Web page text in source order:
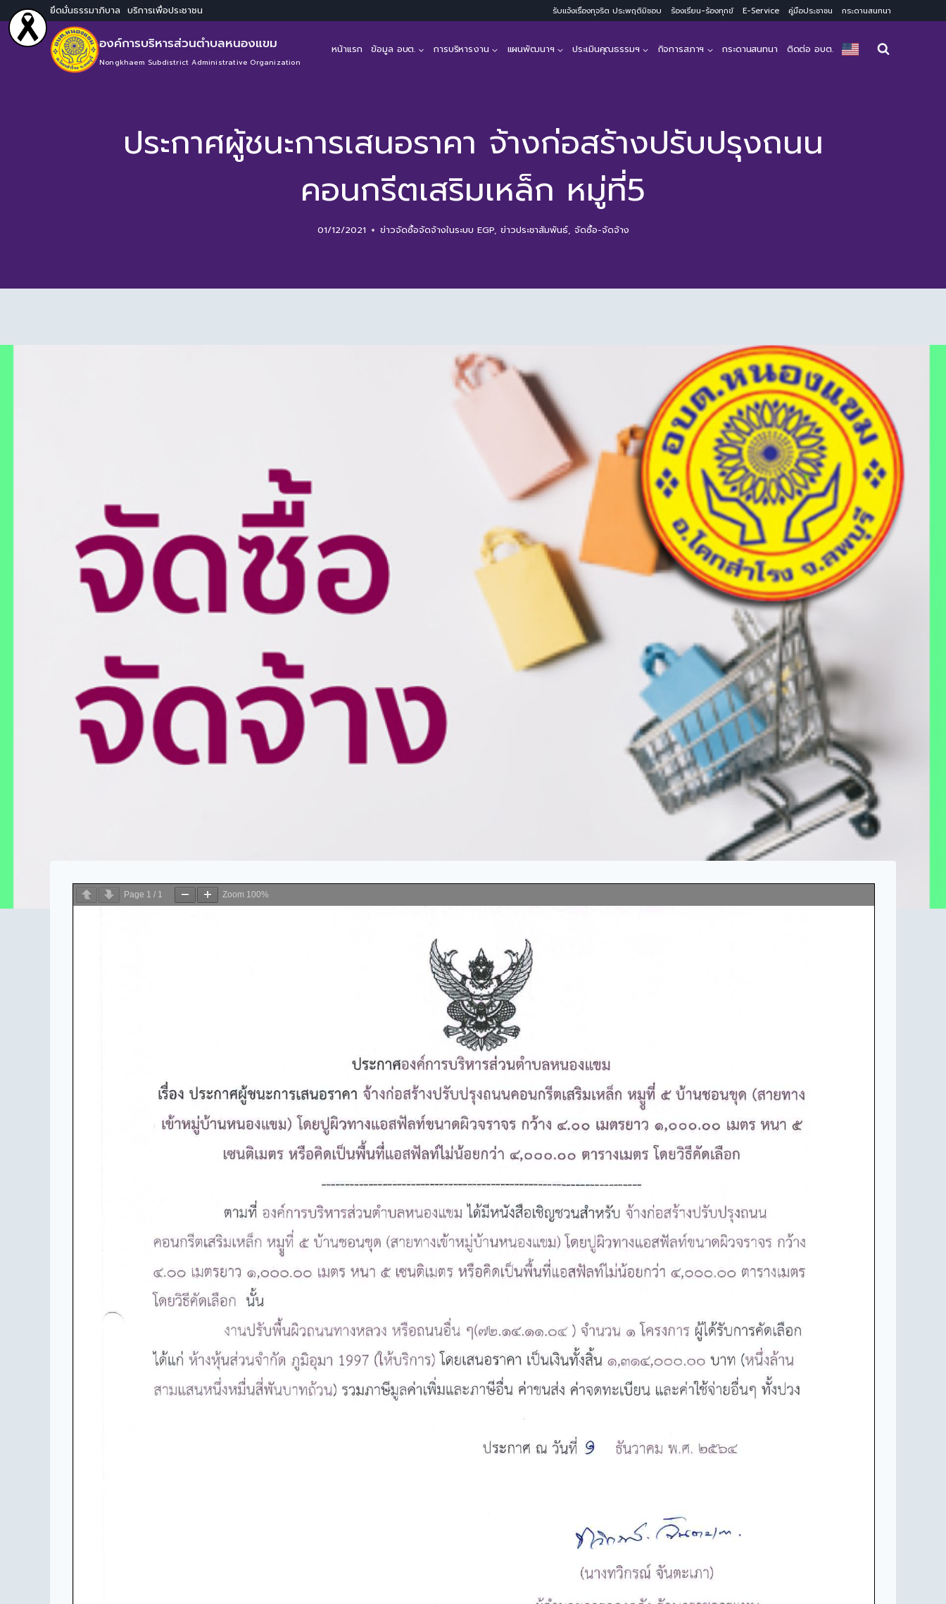
ยึดมั่นธรรมาภิบาล บริการเพื่อประชาชน รับแจ้งเรื่องทุจริต ประพฤติมิชอบ ร้องเรียน-ร้องทุกข์ E-Service คู่มือประชาชน กระดานสนทนา
องค์การบริหารส่วนตำบลหนองแขม
Nongkhaem Subdistrict Administrative Organization
หน้าแรก ข้อมูล อบต. การบริหารงาน แผนพัฒนาฯ ประเมินคุณธรรมฯ กิจการสภาฯ กระดานสนทนา ติดต่อ อบต.
ประกาศผู้ชนะการเสนอราคา จ้างก่อสร้างปรับปรุงถนน
คอนกรีตเสริมเหล็ก หมู่ที่5
01/12/2021 ข่าวจัดซื้อจัดจ้างในระบบ EGP, ข่าวประชาสัมพันธ์, จัดซื้อ-จัดจ้าง
Page 1 / 1 Zoom 100%